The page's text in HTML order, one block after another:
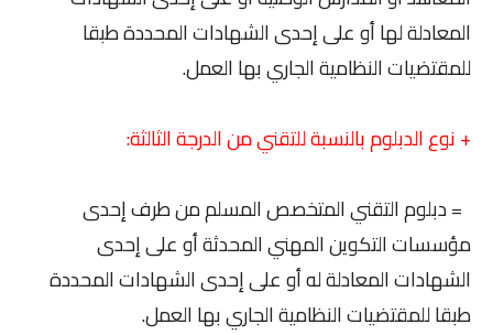
المعادلة لها أو على إحدى الشهادات المحددة طبقا
للمقتضيات النظامية الجاري بها العمل.
+ نوع الدبلوم بالنسبة للتقني من الدرجة الثالثة:
= دبلوم التقني المتخصص المسلم من طرف إحدى
مؤسسات التكوين المهني المحدثة أو على إحدى
الشهادات المعادلة له أو على إحدى الشهادات المحددة
طبقا للمقتضيات النظامية الجاري بها العمل.